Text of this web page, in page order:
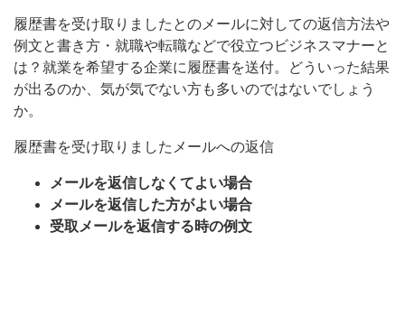
履歴書を受け取りましたとのメールに対しての返信方法や
例文と書き方・就職や転職などで役立つビジネスマナーと
は？就業を希望する企業に履歴書を送付。どういった結果
が出るのか、気が気でない方も多いのではないでしょう
か。
履歴書を受け取りましたメールへの返信
メールを返信しなくてよい場合
メールを返信した方がよい場合
受取メールを返信する時の例文